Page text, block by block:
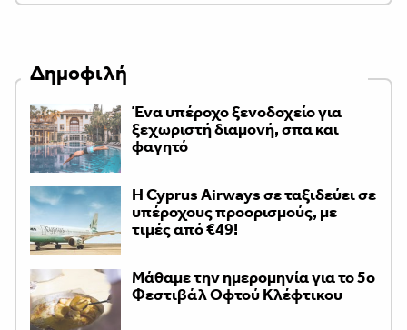
Δημοφιλή
Ένα υπέροχο ξενοδοχείο για
ξεχωριστή διαμονή, σπα και
φαγητό
H Cyprus Airways σε ταξιδεύει σε
υπέροχους προορισμούς, με
τιμές από €49!
Μάθαμε την ημερομηνία για το 5ο
Φεστιβάλ Οφτού Κλέφτικου